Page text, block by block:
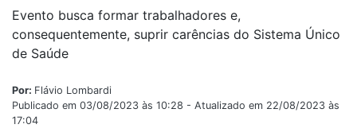
Evento busca formar trabalhadores e,
consequentemente, suprir carências do Sistema Único
de Saúde
Por: Flávio Lombardi
Publicado em 03/08/2023 às 10:28 - Atualizado em 22/08/2023 às
17:04